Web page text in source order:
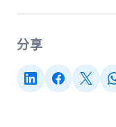
分享